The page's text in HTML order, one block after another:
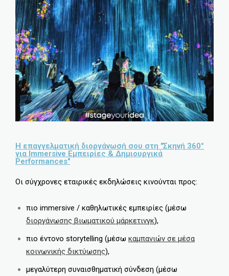
Η επαγγελματική διοργάνωσή σου στη "Σκηνή 360°
για Immersive Εμπειρίες & Δημιουργικά
Performances"
Οι σύγχρονες εταιρικές εκδηλώσεις κινούνται προς:
πιο immersive / καθηλωτικές εμπειρίες (μέσω
διοργάνωσης βιωματικού μάρκετινγκ),
πιο έντονο storytelling (μέσω καμπανιών σε μέσα
κοινωνικής δικτύωσης),
μεγαλύτερη συναισθηματική σύνδεση (μέσω